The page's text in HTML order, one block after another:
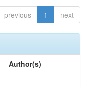
previous 1 next
Author(s)